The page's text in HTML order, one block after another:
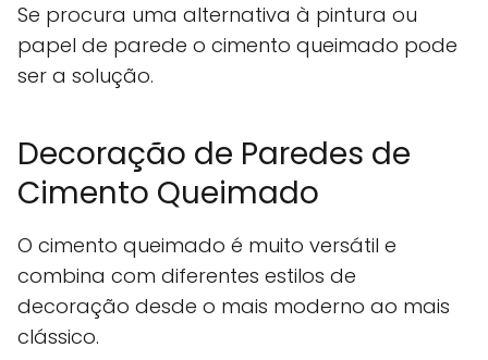
Se procura uma alternativa à pintura ou
papel de parede o cimento queimado pode
ser a solução.
Decoração de Paredes de
Cimento Queimado
O cimento queimado é muito versátil e
combina com diferentes estilos de
decoração desde o mais moderno ao mais
clássico.